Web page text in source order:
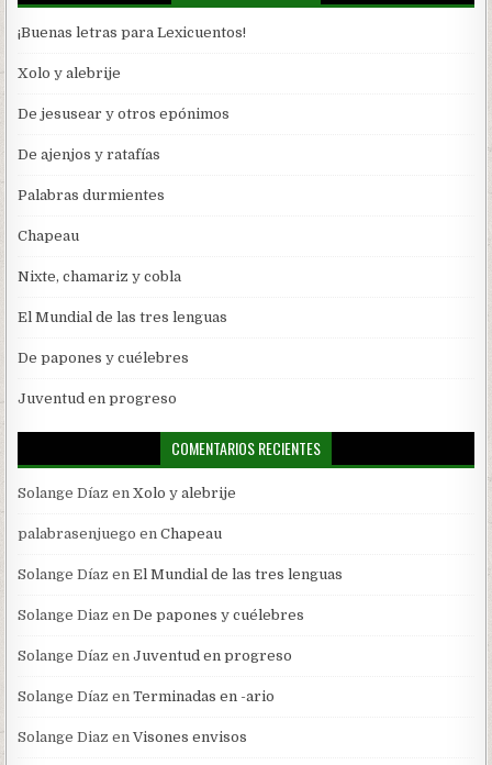
¡Buenas letras para Lexicuentos!
Xolo y alebrije
De jesusear y otros epónimos
De ajenjos y ratafías
Palabras durmientes
Chapeau
Nixte, chamariz y cobla
El Mundial de las tres lenguas
De papones y cuélebres
Juventud en progreso
COMENTARIOS RECIENTES
Solange Díaz enXolo y alebrije
palabrasenjuego enChapeau
Solange Díaz enEl Mundial de las tres lenguas
Solange Diaz enDe papones y cuélebres
Solange Díaz enJuventud en progreso
Solange Díaz enTerminadas en -ario
Solange Diaz enVisones envisos